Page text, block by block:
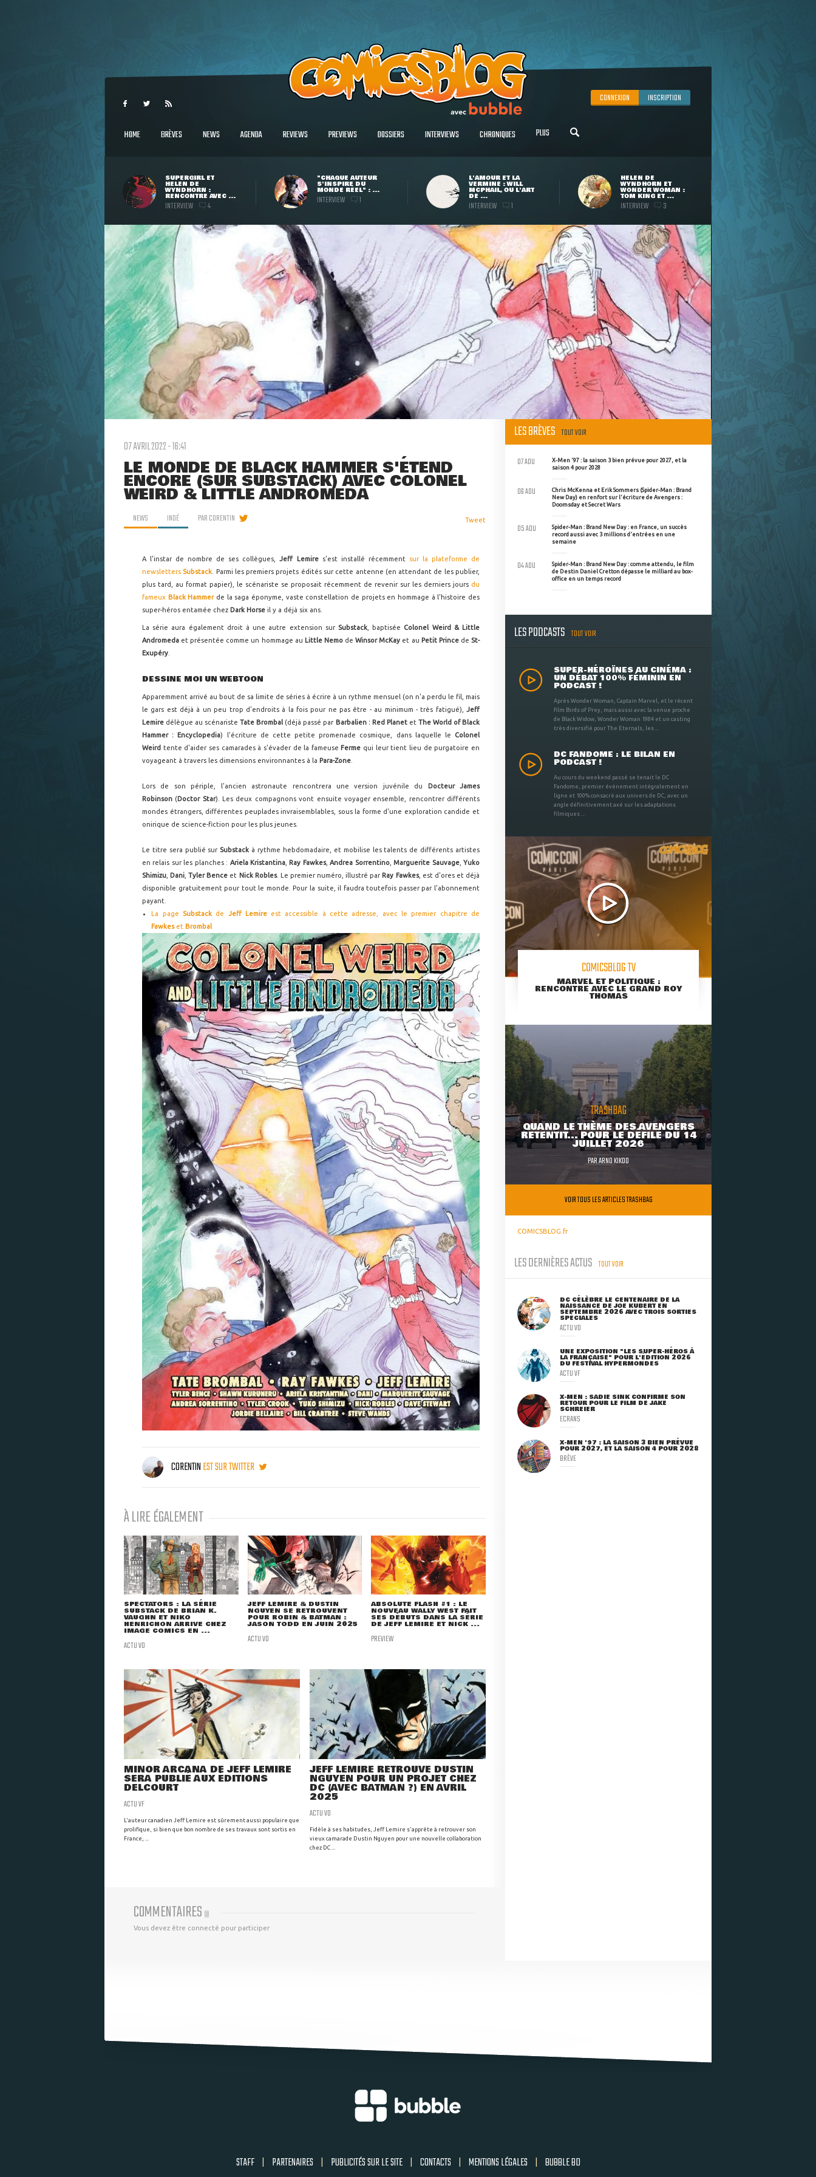
CONNEXION INSCRIPTION
HOME BRÈVES NEWS AGENDA REVIEWS PREVIEWS DOSSIERS INTERVIEWS CHRONIQUES PLUS
SUPERGIRL ET
HELEN DE
WYNDHORN :
RENCONTRE AVEC ...
INTERVIEW 4
"CHAQUE AUTEUR
S'INSPIRE DU
MONDE RÉEL" : ...
INTERVIEW 1
L'AMOUR ET LA
VERMINE : WILL
MCPHAIL, OU L'ART
DE ...
INTERVIEW 1
HELEN DE
WYNDHORN ET
WONDER WOMAN :
TOM KING ET ...
INTERVIEW 3
07 AVRIL 2022 - 16:41
LE MONDE DE BLACK HAMMER S'ÉTEND
ENCORE (SUR SUBSTACK) AVEC COLONEL
WEIRD & LITTLE ANDROMEDA
NEWS INDÉ PARCORENTIN Tweet
A l'instar de nombre de ses collègues,Jeff Lemires'est installé récemment sur la plateforme de
newsletters Substack . Parmi les premiers projets édités sur cette antenne (en attendant de les publier,
plus tard, au format papier), le scénariste se proposait récemment de revenir sur les derniers jours du
fameux Black Hammerde la saga éponyme, vaste constellation de projets en hommage à l'histoire des
super-héros entamée chez Dark Horse il y a déjà six ans.
La série aura également droit à une autre extension sur Substack , baptisée Colonel Weird & Little
Andromeda et présentée comme un hommage au Little NemodeWinsor McKay et au Petit Princede St-
Exupéry
DESSINE MOI UN WEBTOON
Apparemment arrivé au bout de sa limite de séries à écrire à un rythme mensuel (on n'a perdu le fil, mais
le gars est déjà à un peu trop d'endroits à la fois pour ne pas être - au minimum - très fatigué), Jeff
Lemire délègue au scénaristeTate Brombal (déjà passé par Barbalien : Red Planetet The World of Black
Hammer : Encyclopedia) l'écriture de cette petite promenade cosmique, dans laquelle le Colonel
Weird tente d'aider ses camarades à s'évader de la fameuse Ferme qui leur tient lieu de purgatoire en
voyageant à travers les dimensions environnantes à la Para-Zone
Lors de son périple, l'ancien astronaute rencontrera une version juvénile du
Docteur James
Robinson (Doctor Star). Les deux compagnons vont ensuite voyager ensemble, rencontrer différents
mondes étrangers, différentes peuplades invraisemblables, sous la forme d'une exploration candide et
onirique de science-fiction pour les plus jeunes.
Le titre sera publié sur Substack à rythme hebdomadaire, et mobilise les talents de différents artistes
en relais sur les planches : Ariela Kristantina Ray Fawkes,Andrea Sorrentino,Marguerite Sauvage,Yuko
Shimizu
Dani ,Tyler Bence et Nick Robles. Le premier numéro, illustré par Ray Fawkes, est d'ores et déjà
disponible gratuitement pour tout le monde. Pour la suite, il faudra toutefois passer par l'abonnement
payant.
La page Substackde Jeff Lemireest accessible à cette adresse, avec le premier chapitre de
Fawkeset Brombal
CORENTINEST SUR TWITTER
À LIRE ÉGALEMENT
SPECTATORS : LA SÉRIE
SUBSTACK DE BRIAN K.
VAUGHN ET NIKO
HENRICHON ARRIVE CHEZ
IMAGE COMICS EN ...
ACTU VO
JEFF LEMIRE & DUSTIN
NGUYEN SE RETROUVENT
POUR ROBIN & BATMAN :
JASON TODD EN JUIN 2025
ACTU VO
ABSOLUTE FLASH #1 : LE
NOUVEAU WALLY WEST FAIT
SES DÉBUTS DANS LA SÉRIE
DE JEFF LEMIRE ET NICK ...
PREVIEW
MINOR ARCANA DE JEFF LEMIRE
SERA PUBLIÉ AUX ÉDITIONS
DELCOURT
ACTU VF
L'auteur canadien Jeff Lemire est sûrement aussi populaire que
prolifique, si bien que bon nombre de ses travaux sont sortis en
France, ...
JEFF LEMIRE RETROUVE DUSTIN
NGUYEN POUR UN PROJET CHEZ
DC (AVEC BATMAN ?) EN AVRIL
2025
ACTU VO
Fidèle à ses habitudes, Jeff Lemire s'apprête à retrouver son
vieux camarade Dustin Nguyen pour une nouvelle collaboration
chez DC ...
COMMENTAIRES (0)
Vous devez être connecté pour participer
LES BRÈVES TOUT VOIR
X-Men '97 : la saison 3 bien prévue pour 2027, et la
saison 4 pour 2028
07 AOU
Chris McKenna et Erik Sommers (Spider-Man : Brand
New Day) en renfort sur l'écriture de Avengers :
Doomsday et Secret Wars
06 AOU
Spider-Man : Brand New Day : en France, un succès
record aussi avec 3 millions d'entrées en une
semaine
05 AOU
Spider-Man : Brand New Day : comme attendu, le film
de Destin Daniel Cretton dépasse le milliard au box-
office en un temps record
04 AOU
LES PODCASTS TOUT VOIR
SUPER-HÉROÏNES AU CINÉMA :
UN DÉBAT 100% FÉMININ EN
PODCAST !
Après Wonder Woman, Captain Marvel, et le récent
film Birds of Prey, mais aussi avec la venue proche
de Black Widow, Wonder Woman 1984 et un casting
très diversifié pour The Eternals, les ...
DC FANDOME : LE BILAN EN
PODCAST !
Au cours du weekend passé se tenait le DC
Fandome, premier évènement intégralement en
ligne et 100% consacré aux univers de DC, avec un
angle définitivement axé sur les adaptations
filmiques ...
COMICSBLOG TV
MARVEL ET POLITIQUE :
RENCONTRE AVEC LE GRAND ROY
THOMAS
TRASHBAG
QUAND LE THÈME DES AVENGERS
RETENTIT... POUR LE DÉFILÉ DU 14
JUILLET 2026
PARARNO KIKOO
VOIR TOUS LES ARTICLES TRASHBAG
COMICSBLOG.fr
LES DERNIÈRES ACTUS TOUT VOIR
DC CÉLÈBRE LE CENTENAIRE DE LA
NAISSANCE DE JOE KUBERT EN
SEPTEMBRE 2026 AVEC TROIS SORTIES
SPÉCIALES
ACTU VO
UNE EXPOSITION "LES SUPER-HÉROS À
LA FRANÇAISE" POUR L'ÉDITION 2026
DU FESTIVAL HYPERMONDES
ACTU VF
X-MEN : SADIE SINK CONFIRME SON
RETOUR POUR LE FILM DE JAKE
SCHREIER
ECRANS
X-MEN '97 : LA SAISON 3 BIEN PRÉVUE
POUR 2027, ET LA SAISON 4 POUR 2028
BRÈVE
STAFF | PARTENAIRES | PUBLICITÉS SUR LE SITE | CONTACTS | MENTIONS LÉGALES | BUBBLE BD